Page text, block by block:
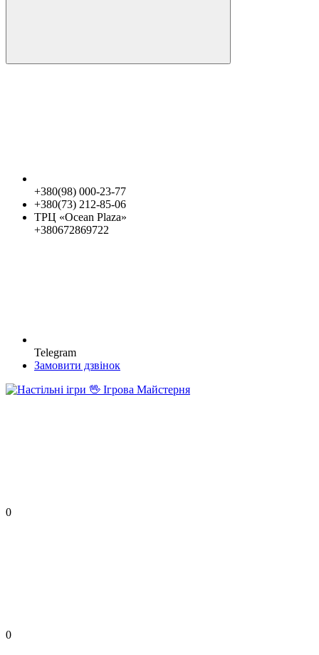
+380(98) 000-23-77
+380(73) 212-85-06
ТРЦ «Ocean Plaza»
+380672869722
Telegram
Замовити дзвінок
0
0